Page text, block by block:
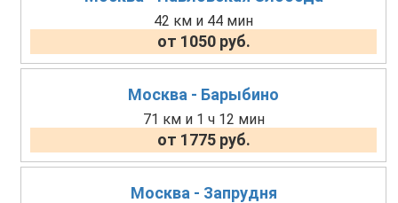
42 км и 44 мин
от 1050 руб.
Москва - Барыбино
71 км и 1 ч 12 мин
от 1775 руб.
Москва - Запрудня